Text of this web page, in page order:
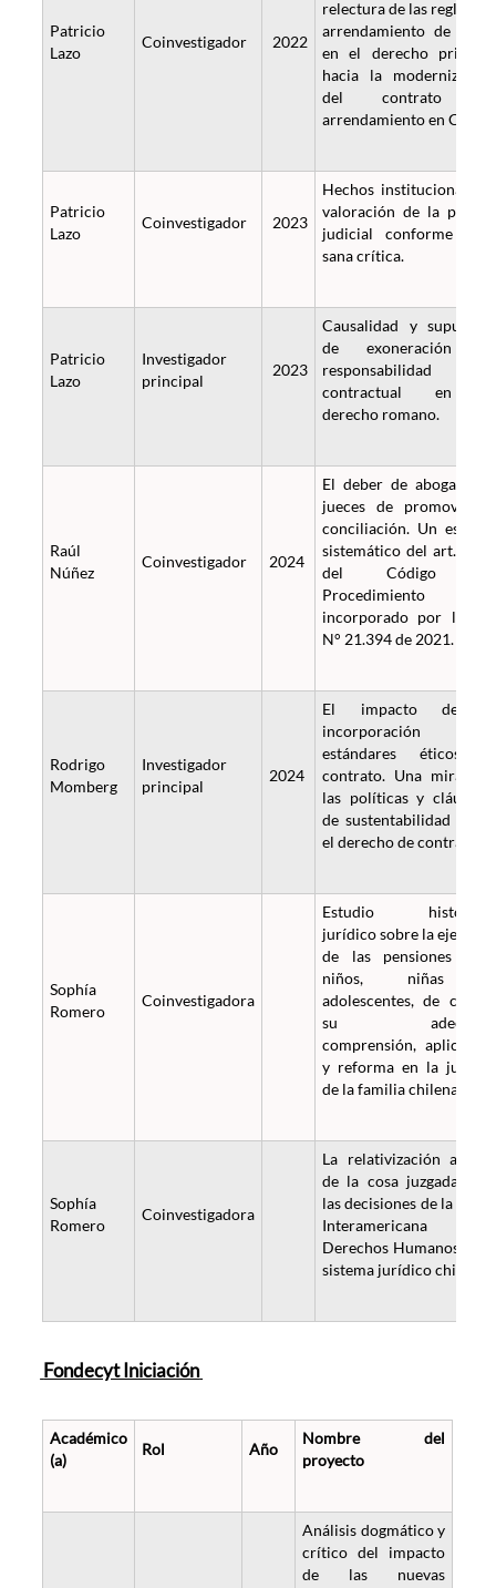
Patricio
Lazo
Coinvestigador 2022
relectura de las reglas del
arrendamiento de cosas
en el derecho privado:
hacia la modernización
del contrato de
arrendamiento en Chile.
Patricio
Lazo
Coinvestigador 2023
Hechos institucionales y
valoración de la prueba
judicial conforme a la
sana crítica.
Patricio
Lazo
Investigador
principal
2023
Causalidad y supuestos
de exoneración de
responsabilidad
contractual en el
derecho romano.
Raúl
Núñez
Coinvestigador 2024
El deber de abogados y
jueces de promover la
conciliación. Un estudio
sistemático del art. 3 bis
del Código de
Procedimiento Civil
incorporado por la Ley
N° 21.394 de 2021.
Rodrigo
Momberg
Investigador
principal
2024
El impacto de la
incorporación de
estándares éticos al
contrato. Una mirada a
las políticas y cláusulas
de sustentabilidad desde
el derecho de contratos.
Sophía
Romero
Coinvestigadora
Estudio histórico-
jurídico sobre la ejeución
de las pensiones para
niños, niñas y
adolescentes, de cara a
su adecuada
comprensión, aplicación
y reforma en la justicia
de la familia chilena.
Sophía
Romero
Coinvestigadora
La relativización atípica
de la cosa juzgada ante
las decisiones de la Corte
Interamericana de
Derechos Humanos en el
sistema jurídico chileno.
Fondecyt Iniciación
Académico
(a)
Rol Año
Nombre del
proyecto
Análisis dogmático y
crítico del impacto
de las nuevas